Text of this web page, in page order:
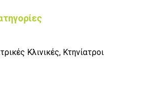
Κλινικές, Κτηνίατροι